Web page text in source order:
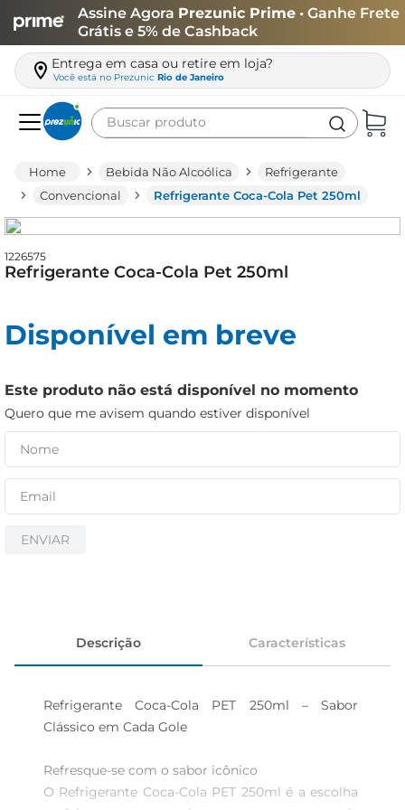
Assine Agora Prezunic Prime • Ganhe Frete
Grátis e 5% de Cashback
Entrega em casa ou retire em loja?
Você está no Prezunic Rio de Janeiro
Buscar produto
Bebida Não Alcoólica
Refrigerante
Convencional
Refrigerante Coca-Cola Pet 250ml
1226575
Refrigerante Coca-Cola Pet 250ml
Disponível em breve
Este produto não está disponível no momento
Quero que me avisem quando estiver disponível
ENVIAR
Descrição Características
Refrigerante Coca-Cola PET 250ml – Sabor
Clássico em Cada Gole
Refresque-se com o sabor icônico
O Refrigerante Coca-Cola PET 250ml é a escolha
leite
queijo
azeite
papel higiênico
cerveja